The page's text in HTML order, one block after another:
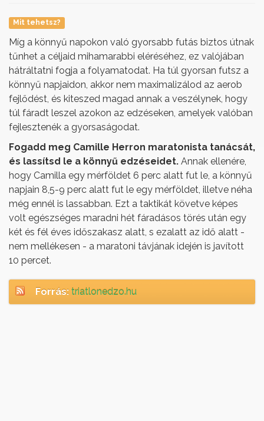
Mit tehetsz?
Míg a könnyű napokon való gyorsabb futás biztos útnak
tűnhet a céljaid mihamarabbi eléréséhez, ez valójában
hátráltatni fogja a folyamatodat. Ha túl gyorsan futsz a
könnyű napjaidon, akkor nem maximalizálod az aerob
fejlődést, és kiteszed magad annak a veszélynek, hogy
túl fáradt leszel azokon az edzéseken, amelyek valóban
fejlesztenék a gyorsaságodat.
Fogadd meg Camille Herron maratonista tanácsát,
és lassítsd le a könnyű edzéseidet. Annak ellenére,
hogy Camilla egy mérföldet 6 perc alatt fut le, a könnyű
napjain 8,5-9 perc alatt fut le egy mérföldet, illetve néha
még ennél is lassabban. Ezt a taktikát követve képes
volt egészséges maradni hét fáradásos törés után egy
két és fél éves időszakasz alatt, s ezalatt az idő alatt -
nem mellékesen - a maratoni távjának idején is javított
10 percet.
Forrás: triatlonedzo.hu